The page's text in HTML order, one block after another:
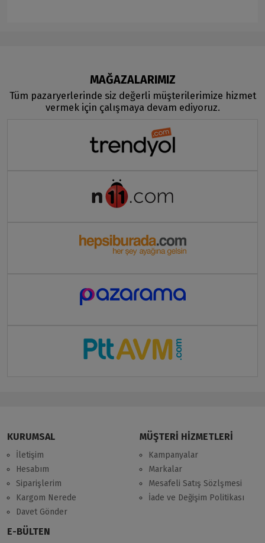
MAĞAZALARIMIZ
Tüm pazaryerlerinde siz değerli müşterilerimize hizmet
vermek için çalışmaya devam ediyoruz.
KURUMSAL
İletişim
Hesabım
Siparişlerim
Kargom Nerede
Davet Gönder
MÜŞTERİ HİZMETLERİ
Kampanyalar
Markalar
Mesafeli Satış Sözlşmesi
İade ve Değişim Politikası
E-BÜLTEN